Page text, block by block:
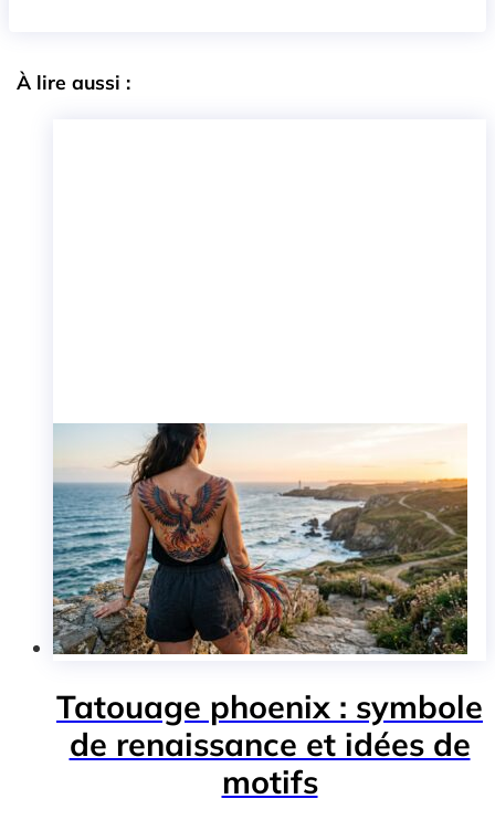
À lire aussi :
Tatouage phoenix : symbole
de renaissance et idées de
motifs